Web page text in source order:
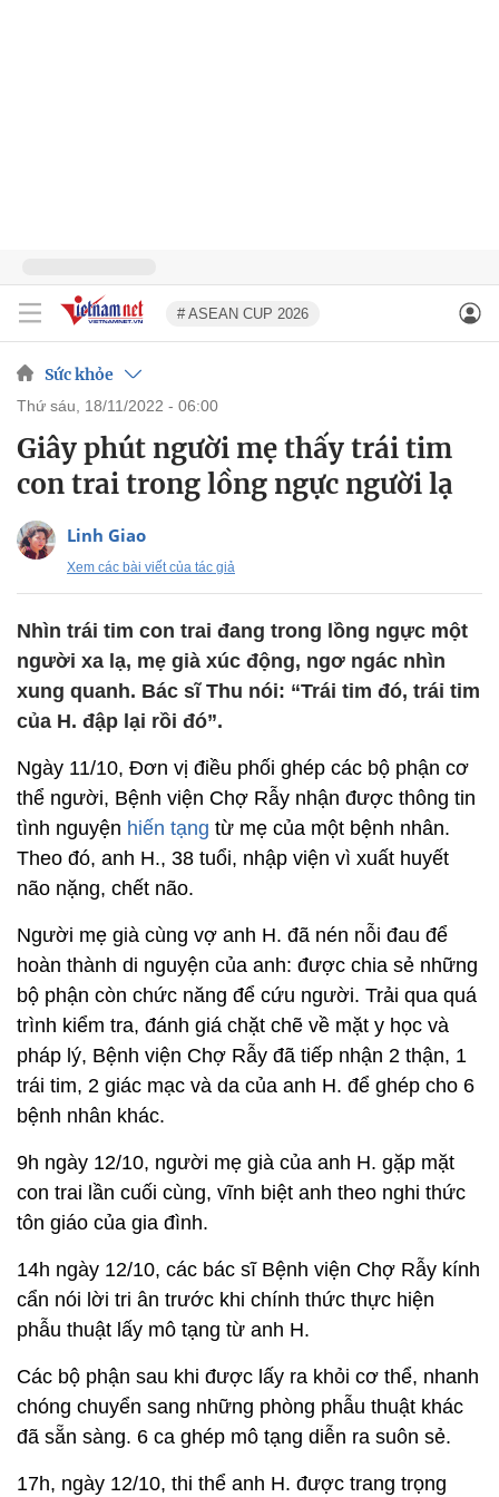
# ASEAN CUP 2026
Sức khỏe
thứ sáu, 18/11/2022 - 06:00
Giây phút người mẹ thấy trái tim
con trai trong lồng ngực người lạ
Linh Giao
Xem các bài viết của tác giả
Nhìn trái tim con trai đang trong lồng ngực một
người xa lạ, mẹ già xúc động, ngơ ngác nhìn
xung quanh. Bác sĩ Thu nói: “Trái tim đó, trái tim
của H. đập lại rồi đó”.
Ngày 11/10, Đơn vị điều phối ghép các bộ phận cơ
thể người, Bệnh viện Chợ Rẫy nhận được thông tin
tình nguyện hiến tạng từ mẹ của một bệnh nhân.
Theo đó, anh H., 38 tuổi, nhập viện vì xuất huyết
não nặng, chết não.
Người mẹ già cùng vợ anh H. đã nén nỗi đau để
hoàn thành di nguyện của anh: được chia sẻ những
bộ phận còn chức năng để cứu người. Trải qua quá
trình kiểm tra, đánh giá chặt chẽ về mặt y học và
pháp lý, Bệnh viện Chợ Rẫy đã tiếp nhận 2 thận, 1
trái tim, 2 giác mạc và da của anh H. để ghép cho 6
bệnh nhân khác.
9h ngày 12/10, người mẹ già của anh H. gặp mặt
con trai lần cuối cùng, vĩnh biệt anh theo nghi thức
tôn giáo của gia đình.
14h ngày 12/10, các bác sĩ Bệnh viện Chợ Rẫy kính
cẩn nói lời tri ân trước khi chính thức thực hiện
phẫu thuật lấy mô tạng từ anh H.
Các bộ phận sau khi được lấy ra khỏi cơ thể, nhanh
chóng chuyển sang những phòng phẫu thuật khác
đã sẵn sàng. 6 ca ghép mô tạng diễn ra suôn sẻ.
17h, ngày 12/10, thi thể anh H. được trang trọng